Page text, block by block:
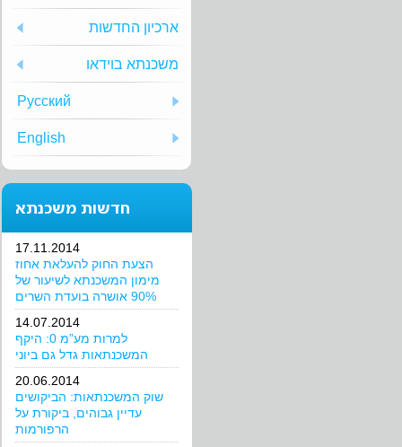
ארכיון החדשות
משכנתא בוידאו
Русский
English
חדשות משכנתא
17.11.2014
הצעת החוק להעלאת אחוז
מימון המשכנתא לשיעור של
90% אושרה בועדת השרים
14.07.2014
למרות מע”מ 0: היקף
המשכנתאות גדל גם ביוני
20.06.2014
שוק המשכנתאות: הביקושים
עדיין גבוהים, ביקורת על
הרפורמות